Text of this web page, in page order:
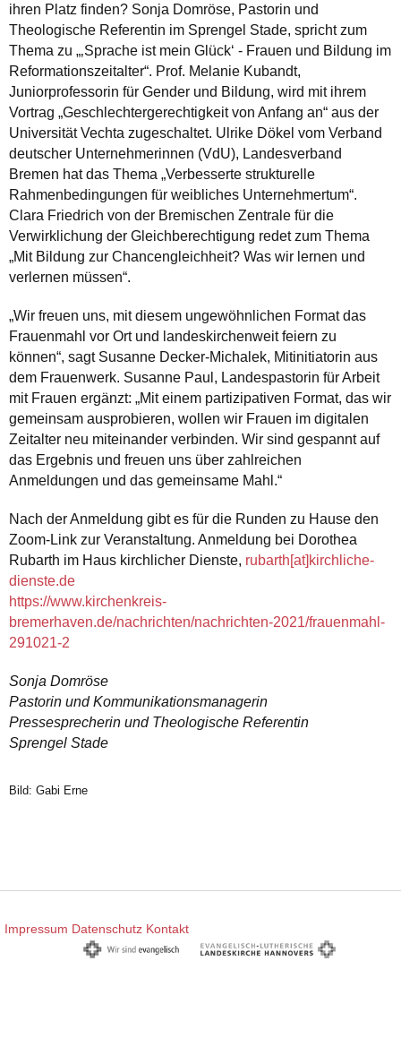
ihren Platz finden? Sonja Domröse, Pastorin und
Theologische Referentin im Sprengel Stade, spricht zum
Thema zu „‚Sprache ist mein Glück‘ - Frauen und Bildung im
Reformationszeitalter“. Prof. Melanie Kubandt,
Juniorprofessorin für Gender und Bildung, wird mit ihrem
Vortrag „Geschlechtergerechtigkeit von Anfang an“ aus der
Universität Vechta zugeschaltet. Ulrike Dökel vom Verband
deutscher Unternehmerinnen (VdU), Landesverband
Bremen hat das Thema „Verbesserte strukturelle
Rahmenbedingungen für weibliches Unternehmertum“.
Clara Friedrich von der Bremischen Zentrale für die
Verwirklichung der Gleichberechtigung redet zum Thema
„Mit Bildung zur Chancengleichheit? Was wir lernen und
verlernen müssen“.
„Wir freuen uns, mit diesem ungewöhnlichen Format das
Frauenmahl vor Ort und landeskirchenweit feiern zu
können“, sagt Susanne Decker-Michalek, Mitinitiatorin aus
dem Frauenwerk. Susanne Paul, Landespastorin für Arbeit
mit Frauen ergänzt: „Mit einem partizipativen Format, das wir
gemeinsam ausprobieren, wollen wir Frauen im digitalen
Zeitalter neu miteinander verbinden. Wir sind gespannt auf
das Ergebnis und freuen uns über zahlreichen
Anmeldungen und das gemeinsame Mahl.“
Nach der Anmeldung gibt es für die Runden zu Hause den
Zoom-Link zur Veranstaltung. Anmeldung bei Dorothea
Rubarth im Haus kirchlicher Dienste, rubarth[at]kirchliche-
dienste.de
https://www.kirchenkreis-
bremerhaven.de/nachrichten/nachrichten-2021/frauenmahl-
291021-2
Sonja Domröse
Pastorin und Kommunikationsmanagerin
Pressesprecherin und Theologische Referentin
Sprengel Stade
Bild: Gabi Erne
Impressum Datenschutz Kontakt